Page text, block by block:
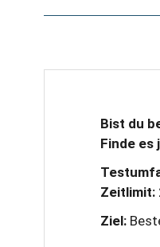
Bist du
Finde es
Zeitlimit:
Ziel: